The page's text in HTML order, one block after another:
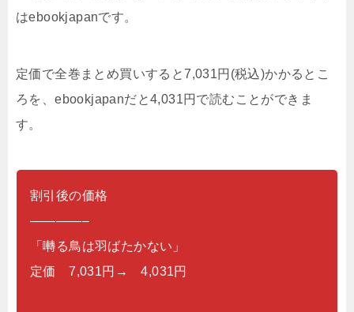
はebookjapanです。
定価で全巻まとめ買いすると7,031円(税込)かかるとこ
ろを、ebookjapanだと4,031円で読むことができま
す。
割引後の価格
————–
「囀る鳥は羽ばたかない」
定価 7,031円→ 4,031円